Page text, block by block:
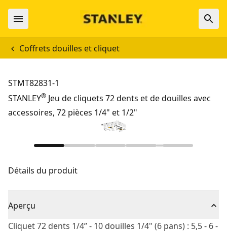
Coffrets douilles et cliquet
STMT82831-1
STANLEY® Jeu de cliquets 72 dents et de douilles avec
accessoires, 72 pièces 1/4" et 1/2"
Détails du produit
Aperçu
Cliquet 72 dents 1/4’’ - 10 douilles 1/4" (6 pans) : 5,5 - 6 -